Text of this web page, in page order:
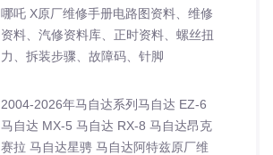
哪吒 X原厂维修手册电路图资料、维修
资料、汽修资料库、正时资料、螺丝扭
力、拆装步骤、故障码、针脚
2004-2026年马自达系列马自达 EZ-6
马自达 MX-5 马自达 RX-8 马自达昂克
赛拉 马自达星骋 马自达阿特兹原厂维